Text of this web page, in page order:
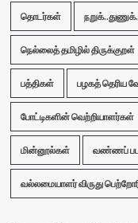
தொடர்கள்
நெல்லைத் தமிழில் திருக்குறள்
பத்திகள் பழகத் தெரிய
போட்டிகளின் வெற்றியாளர்கள்
மின்னூல்கள் வண்ணப்
வல்லமையாளர் விருது